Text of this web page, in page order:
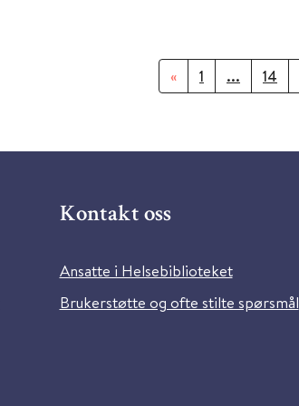
« 1 ... 14
Kontakt oss
Ansatte i Helsebiblioteket
Brukerstøtte og ofte stilte spørsmål